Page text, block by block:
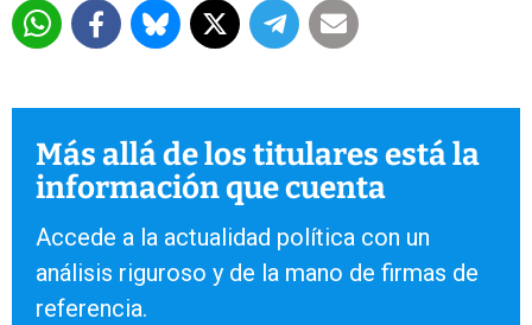
Más allá de los titulares está la
información que cuenta
Accede a la actualidad política con un
análisis riguroso y de la mano de firmas de
referencia.